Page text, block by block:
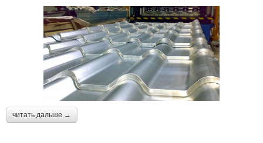
читать дальше →